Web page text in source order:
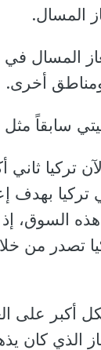
المسال.
المسال
أخرى.
سابقاً مثل
تركيا
بهدف
السوق،
أكبر على
الذي كان